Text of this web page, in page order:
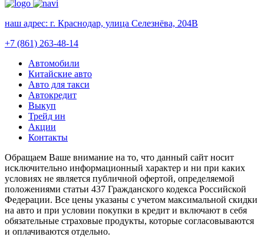
наш адрес: г. Краснодар, улица Селезнёва, 204В
+7 (861) 263-48-14
Автомобили
Китайские авто
Авто для такси
Автокредит
Выкуп
Трейд ин
Акции
Контакты
Обращаем Ваше внимание на то, что данный сайт носит
исключительно информационный характер и ни при каких
условиях не является публичной офертой, определяемой
положениями статьи 437 Гражданского кодекса Российской
Федерации. Все цены указаны с учетом максимальной скидки
на авто и при условии покупки в кредит и включают в себя
обязательные страховые продукты, которые согласовываются
и оплачиваются отдельно.